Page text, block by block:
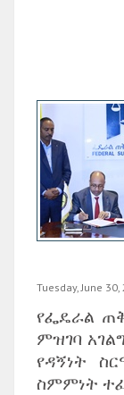
Tuesday, June 30,
‎የፌዴራል
ምዝገባ
የዳኝነት
ስምምነት